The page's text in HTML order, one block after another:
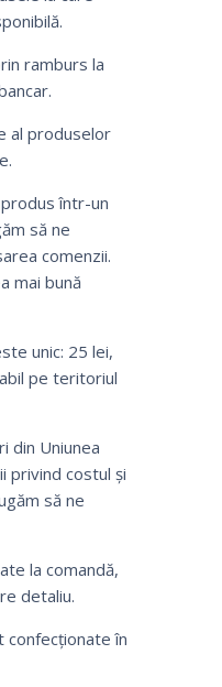
ramburs la
al produselor
într-un
să ne
comenzii.
mai bună
unic: 25 lei,
pe teritoriul
din Uniunea
privind costul și
să ne
la comandă,
detaliu.
confecționate în